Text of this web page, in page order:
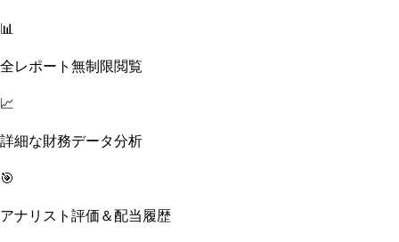
📊
全レポート無制限閲覧
📈
詳細な財務データ分析
🎯
アナリスト評価＆配当履歴